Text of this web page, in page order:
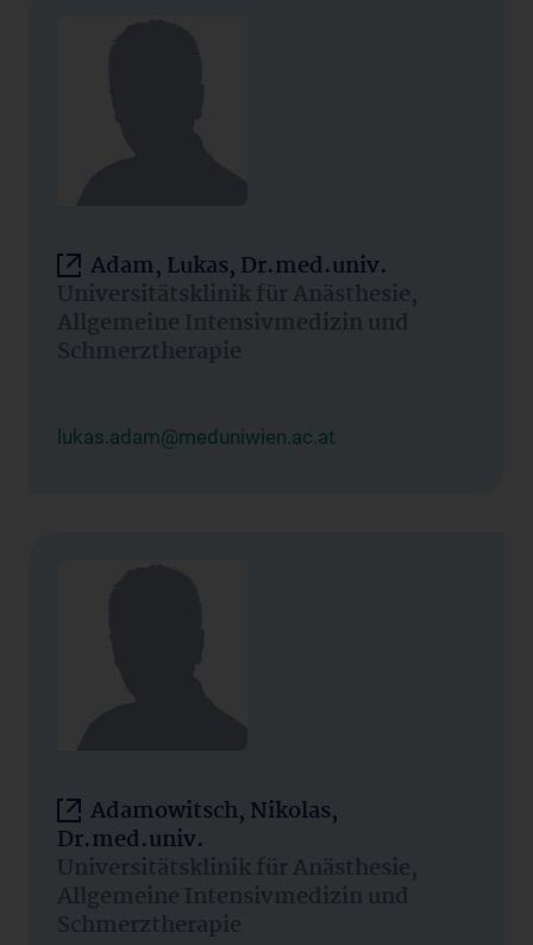
Adam, Lukas, Dr.med.univ.
Universitätsklinik für Anästhesie,
Allgemeine Intensivmedizin und
Schmerztherapie
lukas.adam@meduniwien.ac.at
Adamowitsch, Nikolas,
Dr.med.univ.
Universitätsklinik für Anästhesie,
Allgemeine Intensivmedizin und
Schmerztherapie